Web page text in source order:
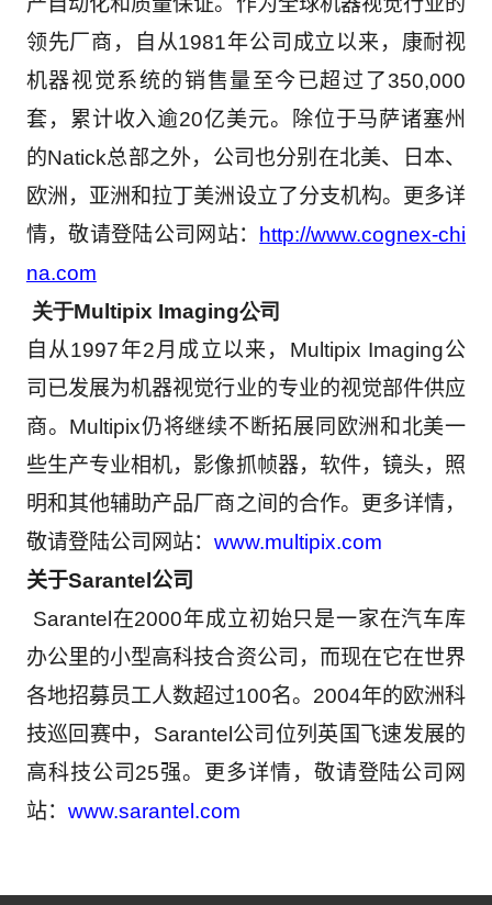
领先厂商，自从1981年公司成立以来，康耐视
机器视觉系统的销售量至今已超过了350,000
套，累计收入逾20亿美元。除位于马萨诸塞州
的Natick总部之外，公司也分别在北美、日本、
欧洲，亚洲和拉丁美洲设立了分支机构。更多详
情，敬请登陆公司网站：
http://www.cognex-chi
na.com
关于Multipix Imaging公司
自从1997年2月成立以来， Multipix Imaging公
司已发展为机器视觉行业的专业的视觉部件供应
商。 Multipix仍将继续不断拓展同欧洲和北美一
些生产专业相机，影像抓帧器，软件，镜头，照
明和其他辅助产品厂商之间的合作。更多详情，
敬请登陆公司网站： www.multipix.com
关于Sarantel 公司
Sarantel 在2000年成立初始只是一家在汽车库
办公里的小型高科技合资公司，而现在它在世界
各地招募员工人数超过100名。 2004年的欧洲科
技巡回赛中， Sarantel 公司位列英国飞速发展的
高科技公司 25强。更多详情，敬请登陆公司网
站： www.sarantel.com